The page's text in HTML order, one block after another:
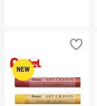
NEW